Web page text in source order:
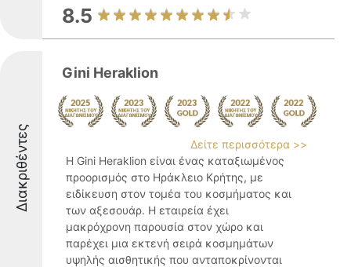
8.5
Διακριθέντες
Gini Heraklion
Δείτε περισσότερα >>
Η Gini Heraklion είναι ένας καταξιωμένος
προορισμός στο Ηράκλειο Κρήτης, με
ειδίκευση στον τομέα του κοσμήματος και
των αξεσουάρ. Η εταιρεία έχει
μακρόχρονη παρουσία στον χώρο και
παρέχει μια εκτενή σειρά κοσμημάτων
υψηλής αισθητικής που ανταποκρίνονται